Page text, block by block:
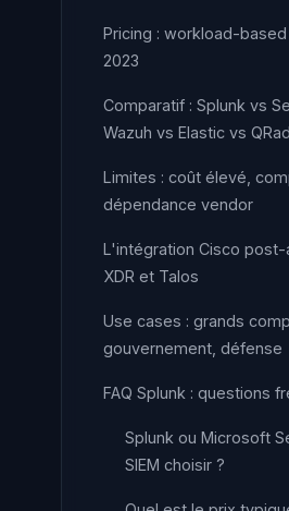
Pricing : workload-
2023
Comparatif : Splunk vs
Wazuh vs Elastic vs
Limites : coût élevé,
dépendance vendor
L'intégration Cisco post-
XDR et Talos
Use cases : grands
gouvernement, défense
FAQ Splunk : questions
Splunk ou Microsoft
SIEM choisir ?